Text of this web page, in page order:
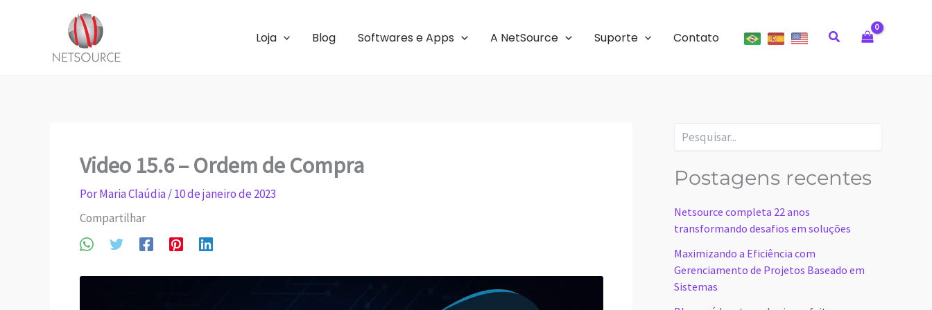
Loja Blog Softwares e Apps A NetSource Suporte Contato Pesquisar
Video 15.6 – Ordem de Compra
PorMaria Claúdia/10 de janeiro de 2023
Compartilhar
Postagens recentes
Netsource completa 22 anos
transformando desafios em soluções
Maximizando a Eficiência com
Gerenciamento de Projetos Baseado em
Sistemas